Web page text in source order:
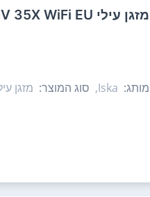
‏מזגן עילי Iska INV 35X WiFi EU ‏3.5 ‏כ"ס
מותג: Iska, סוג המוצר: מזגן